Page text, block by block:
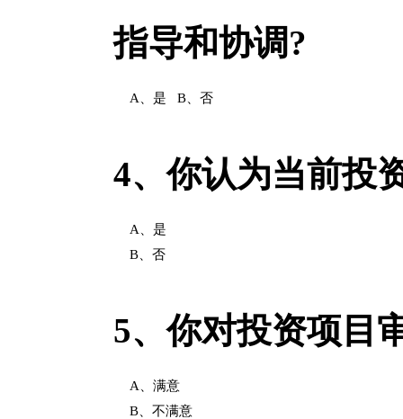
指导和协调?
A、是 B、否
4、你认为当前投
A、是
B、否
5、你对投资项目
A、满意
B、不满意